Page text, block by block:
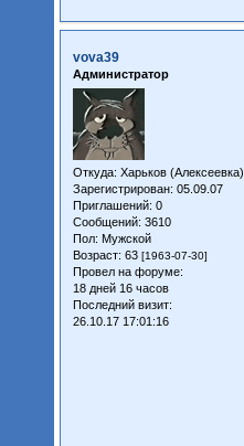
vova39
Администратор
Откуда: Харьков (Алексеевка)
Зарегистрирован: 05.09.07
Приглашений: 0
Сообщений: 3610
Пол: Мужской
Возраст: 63 [1963-07-30]
Провел на форуме:
18 дней 16 часов
Последний визит:
26.10.17 17:01:16